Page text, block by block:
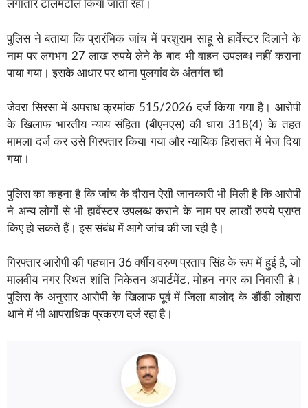
लगातार टालमटोल किया जाता रहा।
पुलिस ने बताया कि प्रारंभिक जांच में परशुराम साहू से हार्वेस्टर दिलाने के
नाम पर लगभग 27 लाख रुपये लेने के बाद भी वाहन उपलब्ध नहीं कराना
पाया गया। इसके आधार पर थाना पुलगांव के अंतर्गत चौ
जेवरा सिरसा में अपराध क्रमांक 515/2026 दर्ज किया गया है। आरोपी
के खिलाफ भारतीय न्याय संहिता (बीएनएस) की धारा 318(4) के तहत
मामला दर्ज कर उसे गिरफ्तार किया गया और न्यायिक हिरासत में भेज दिया
गया।
पुलिस का कहना है कि जांच के दौरान ऐसी जानकारी भी मिली है कि आरोपी
ने अन्य लोगों से भी हार्वेस्टर उपलब्ध कराने के नाम पर लाखों रुपये प्राप्त
किए हो सकते हैं। इस संबंध में आगे जांच की जा रही है।
गिरफ्तार आरोपी की पहचान 36 वर्षीय वरुण प्रताप सिंह के रूप में हुई है, जो
मालवीय नगर स्थित शांति निकेतन अपार्टमेंट, मोहन नगर का निवासी है।
पुलिस के अनुसार आरोपी के खिलाफ पूर्व में जिला बालोद के डौंडी लोहारा
थाने में भी आपराधिक प्रकरण दर्ज रहा है।